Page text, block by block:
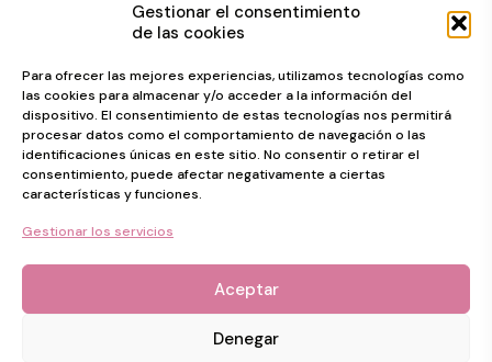
Gestionar el consentimiento
de las cookies
Para ofrecer las mejores experiencias, utilizamos tecnologías como
las cookies para almacenar y/o acceder a la información del
dispositivo. El consentimiento de estas tecnologías nos permitirá
procesar datos como el comportamiento de navegación o las
identificaciones únicas en este sitio. No consentir o retirar el
consentimiento, puede afectar negativamente a ciertas
características y funciones.
Gestionar los servicios
Aceptar
Denegar
© 2024 heladeriatopsweet.com. Todos los derechos
Web diseñada por
Política de privacidad
Aviso legal